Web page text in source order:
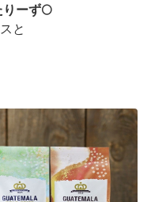
ーず🌕
と
お待ちしていま ···